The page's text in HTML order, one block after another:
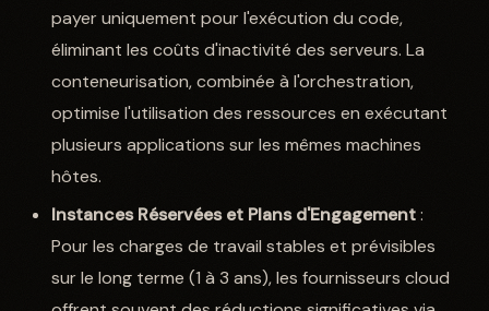
payer uniquement pour l'exécution du code,
éliminant les coûts d'inactivité des serveurs. La
conteneurisation, combinée à l'orchestration,
optimise l'utilisation des ressources en exécutant
plusieurs applications sur les mêmes machines
hôtes.
Instances Réservées et Plans d'Engagement:
Pour les charges de travail stables et prévisibles
sur le long terme (1 à 3 ans), les fournisseurs cloud